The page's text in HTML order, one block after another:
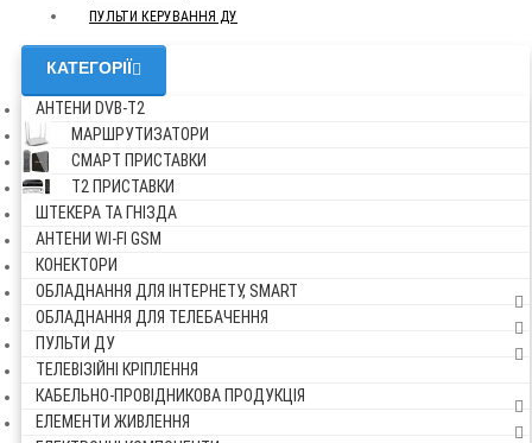
ПУЛЬТИ КЕРУВАННЯ ДУ
КАТЕГОРІЇ
АНТЕНИ DVB-Т2
МАРШРУТИЗАТОРИ
СМАРТ ПРИСТАВКИ
Т2 ПРИСТАВКИ
ШТЕКЕРА ТА ГНІЗДА
АНТЕНИ WI-FI GSM
КОНЕКТОРИ
ОБЛАДНАННЯ ДЛЯ ІНТЕРНЕТУ, SMART
ОБЛАДНАННЯ ДЛЯ ТЕЛЕБАЧЕННЯ
ПУЛЬТИ ДУ
ТЕЛЕВІЗІЙНІ КРІПЛЕННЯ
КАБЕЛЬНО-ПРОВІДНИКОВА ПРОДУКЦІЯ
ЕЛЕМЕНТИ ЖИВЛЕННЯ